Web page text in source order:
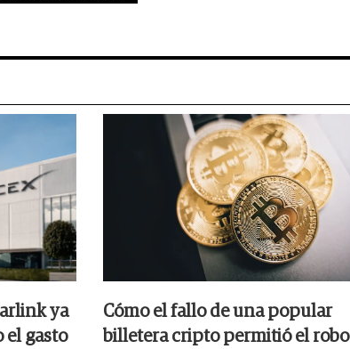
ya
el gasto
Cómo el fallo de una popular
billetera cripto permitió el robo